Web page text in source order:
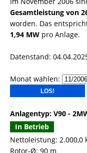
Gesamtleistung von
worden. Das
1,94 MW pro Anlage.
Datenstand:
Monat wählen:
Anlagentyp: V90 -
In Betrieb
Nettoleistung: 2.000,0
Rotor-Ø: 90 m